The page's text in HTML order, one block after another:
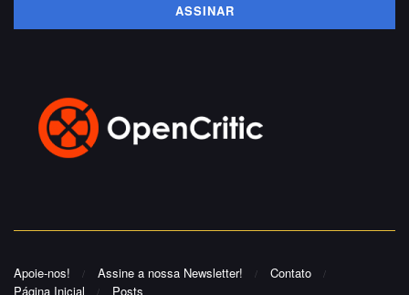
Apoie-nos! Assine a nossa Newsletter!
Contato
Página Inicial
Posts